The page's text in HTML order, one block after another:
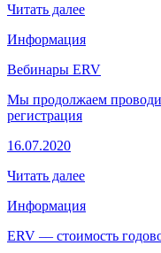
Читать далее
Информация
Вебинары ERV
Мы продолжаем
регистрация
16.07.2020
Читать далее
Информация
ERV –– стоимость